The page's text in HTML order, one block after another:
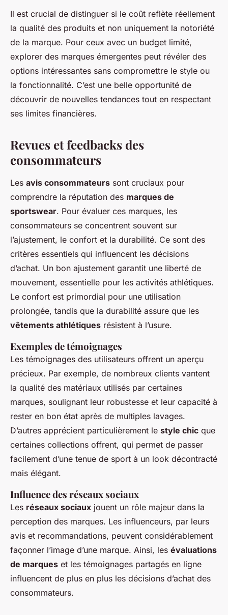
Il est crucial de distinguer si le coût reflète réellement
la qualité des produits et non uniquement la notoriété
de la marque. Pour ceux avec un budget limité,
explorer des marques émergentes peut révéler des
options intéressantes sans compromettre le style ou
la fonctionnalité. C’est une belle opportunité de
découvrir de nouvelles tendances tout en respectant
ses limites financières.
Revues et feedbacks des
consommateurs
Les avis consommateurs sont cruciaux pour
comprendre la réputation des marques de
sportswear. Pour évaluer ces marques, les
consommateurs se concentrent souvent sur
l’ajustement, le confort et la durabilité. Ce sont des
critères essentiels qui influencent les décisions
d’achat. Un bon ajustement garantit une liberté de
mouvement, essentielle pour les activités athlétiques.
Le confort est primordial pour une utilisation
prolongée, tandis que la durabilité assure que les
vêtements athlétiques résistent à l’usure.
Exemples de témoignages
Les témoignages des utilisateurs offrent un aperçu
précieux. Par exemple, de nombreux clients vantent
la qualité des matériaux utilisés par certaines
marques, soulignant leur robustesse et leur capacité à
rester en bon état après de multiples lavages.
D’autres apprécient particulièrement le style chic que
certaines collections offrent, qui permet de passer
facilement d’une tenue de sport à un look décontracté
mais élégant.
Influence des réseaux sociaux
Les réseaux sociaux jouent un rôle majeur dans la
perception des marques. Les influenceurs, par leurs
avis et recommandations, peuvent considérablement
façonner l’image d’une marque. Ainsi, les évaluations
de marques et les témoignages partagés en ligne
influencent de plus en plus les décisions d’achat des
consommateurs.